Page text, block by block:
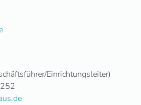
Einrichtungsleiter)